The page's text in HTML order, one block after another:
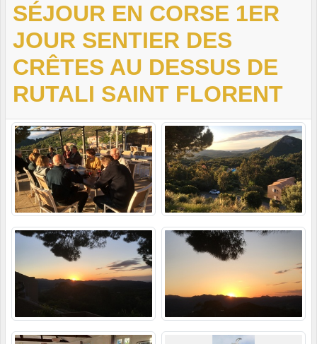
SÉJOUR EN CORSE 1ER
JOUR SENTIER DES
CRÊTES AU DESSUS DE
RUTALI SAINT FLORENT